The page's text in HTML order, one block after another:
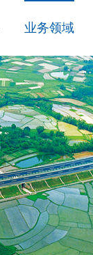
业务领域